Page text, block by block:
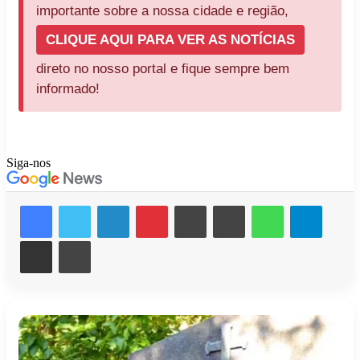
importante sobre a nossa cidade e região,
CLIQUE AQUI PARA VER AS NOTÍCIAS
direto no nosso portal e fique sempre bem
informado!
Siga-nos
Facebook
X LinkedinPinterestMessengerMessengerWhatsApp
Compartilhar via e-mail Imprimir
Falecimentos
em
Apucarana